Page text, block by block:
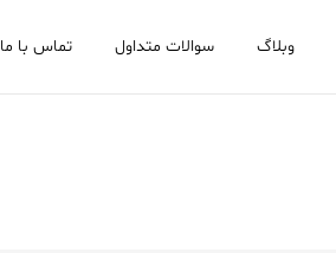
وبلاگ سوالات متداول تماس با ما